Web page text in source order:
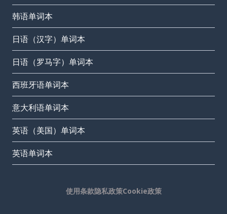
韩语单词本
日语（汉字）单词本
日语（罗马字）单词本
西班牙语单词本
意大利语单词本
英语（美国）单词本
英语单词本
使用条款隐私政策Cookie政策